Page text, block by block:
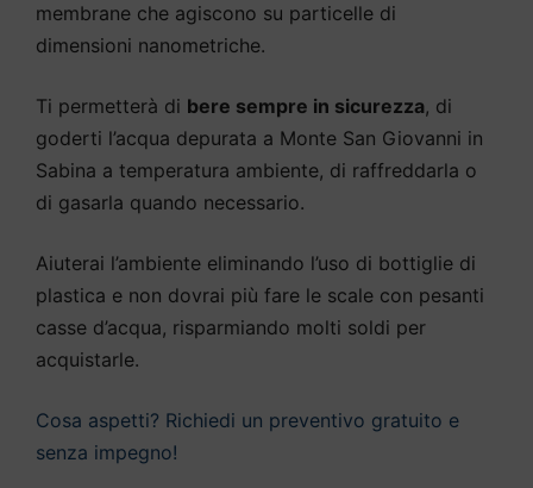
membrane che agiscono su particelle di
dimensioni nanometriche.
Ti permetterà di bere sempre in sicurezza, di
goderti l’acqua depurata a Monte San Giovanni in
Sabina a temperatura ambiente, di raffreddarla o
di gasarla quando necessario.
Aiuterai l’ambiente eliminando l’uso di bottiglie di
plastica e non dovrai più fare le scale con pesanti
casse d’acqua, risparmiando molti soldi per
acquistarle.
Cosa aspetti? Richiedi un preventivo gratuito e
senza impegno!